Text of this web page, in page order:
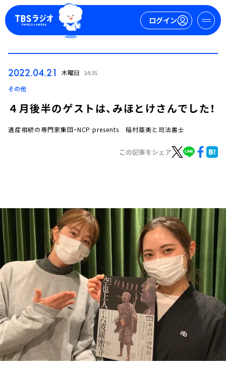
ログイン
トピックス
TBS Podcast
お知らせ
イベント・グッズ
YouTube
会社情報
2022.04.21 木曜日 14:35
その他
４月後半のゲストは、みほとけさんでした！
遺産相続の専門家集団・NCP presents 稲村亜美と司法書士
この記事をシェア